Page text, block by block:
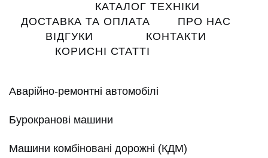
navigation
КАТАЛОГ ТЕХНІКИ
ДОСТАВКА ТА ОПЛАТА
ПРО НАС
ВІДГУКИ
КОНТАКТИ
КОРИСНІ СТАТТІ
Аварійно-ремонтні автомобілі
Бурокранові машини
Машини комбіновані дорожні (КДМ)